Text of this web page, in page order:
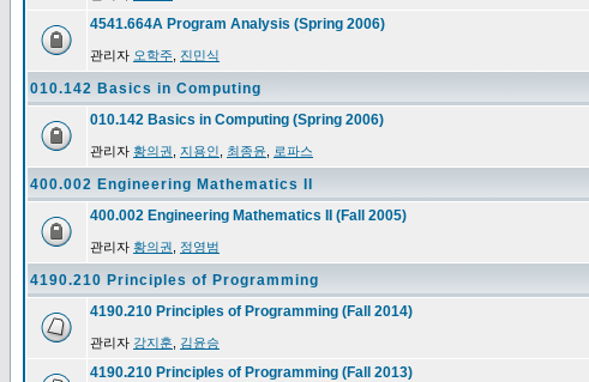
4541.664A Program Analysis (Spring 2006)
관리자 오학주 진민식
010.142 Basics in Computing
010.142 Basics in Computing (Spring 2006)
관리자 황의권 지용인 최종윤 로파스
400.002 Engineering Mathematics II
400.002 Engineering Mathematics II (Fall 2005)
관리자 황의권 정영범
4190.210 Principles of Programming
4190.210 Principles of Programming (Fall 2014)
관리자 강지훈 김윤승
4190.210 Principles of Programming (Fall 2013)